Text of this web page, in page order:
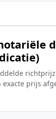
exacte prijs